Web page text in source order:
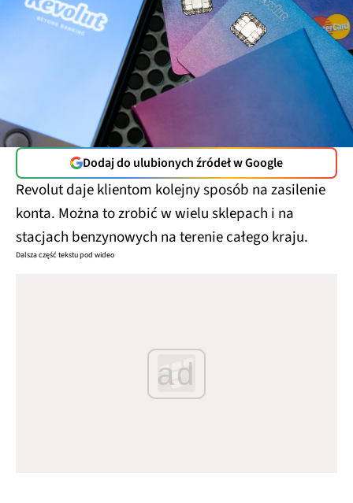
Dodaj do ulubionych źródeł w Google
Revolut daje klientom kolejny sposób na zasilenie
konta. Można to zrobić w wielu sklepach i na
stacjach benzynowych na terenie całego kraju.
Dalsza część tekstu pod wideo
ad